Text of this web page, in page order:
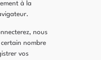
à la
nous
nombre
vos